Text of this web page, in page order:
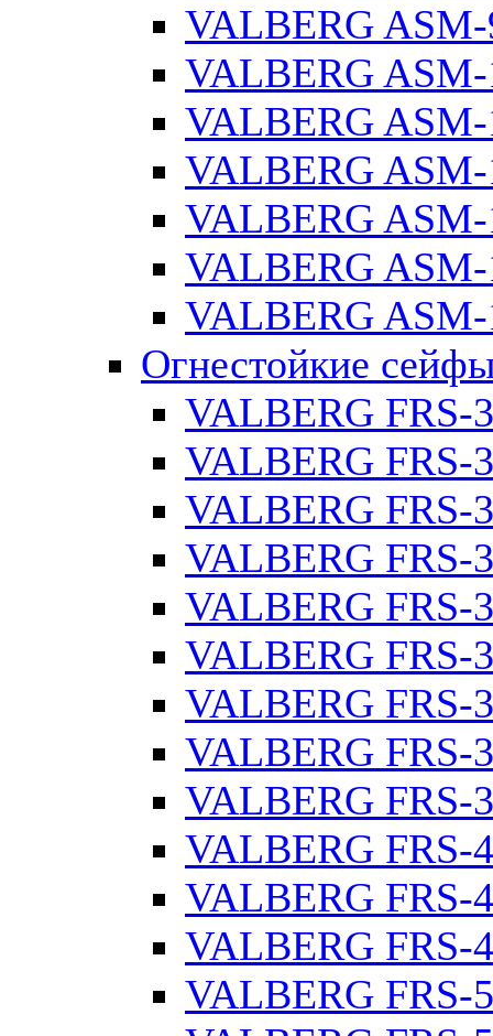
VALBERG
VALBERG
VALBERG
VALBERG
VALBERG
VALBERG
VALBERG
Огнестойкие
VALBERG FRS-
VALBERG FRS-
VALBERG FRS-
VALBERG FRS-
VALBERG FRS-
VALBERG FRS-
VALBERG FRS-
VALBERG FRS-
VALBERG FRS-
VALBERG FRS-
VALBERG FRS-
VALBERG FRS-
VALBERG FRS-